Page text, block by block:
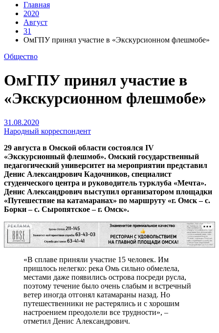
Главная
2020
Август
31
ОмГПУ принял участие в «Экскурсионном флешмобе»
Общество
ОмГПУ принял участие в
«Экскурсионном флешмобе»
31.08.2020
Народный корреспондент
29 августа в Омской области состоялся IV
«Экскурсионный флешмоб». Омский государственный
педагогический университет на мероприятии представил
Денис Александрович Кадочников, специалист
студенческого центра и руководитель турклуба «Мечта».
Денис Александрович выступил организатором площадки
«Путешествие на катамаранах» по маршруту «г. Омск – с.
Борки – с. Сыропятское – г. Омск».
РЕКЛАМА
«В сплаве приняли участие 15 человек. Им
пришлось нелегко: река Омь сильно обмелела,
местами даже появились острова посреди русла,
поэтому течение было очень слабым и встречный
ветер иногда отгонял катамараны назад. Но
путешественники не растерялись и с хорошим
настроением преодолели все трудности», –
отметил Денис Александрович.